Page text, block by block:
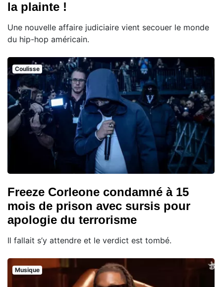
la plainte !
Une nouvelle affaire judiciaire vient secouer le monde
du hip-hop américain.
Coulisse
Freeze Corleone condamné à 15
mois de prison avec sursis pour
apologie du terrorisme
Il fallait s’y attendre et le verdict est tombé.
Musique